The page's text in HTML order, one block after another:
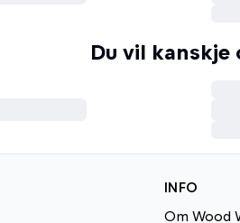
Du vil kanskje
INFO
Om Wood